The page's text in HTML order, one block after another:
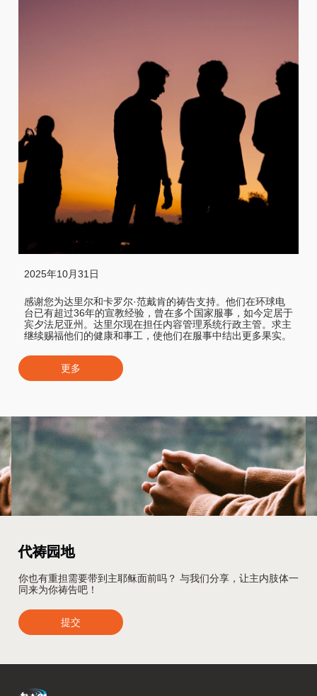
2025年10月31日
感谢您为达里尔和卡罗尔·范戴肯的祷告支持。他们在环球电
台已有超过36年的宣教经验，曾在多个国家服事，如今定居于
宾夕法尼亚州。达里尔现在担任内容管理系统行政主管。求主
继续赐福他们的健康和事工，使他们在服事中结出更多果实。
更多
代祷园地
你也有重担需要带到主耶稣面前吗？ 与我们分享，让主内肢体一
同来为你祷告吧！
提交